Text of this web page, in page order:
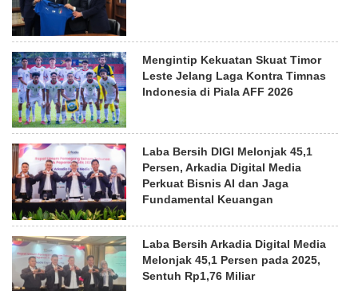
Mengintip Kekuatan Skuat Timor
Leste Jelang Laga Kontra Timnas
Indonesia di Piala AFF 2026
Laba Bersih DIGI Melonjak 45,1
Persen, Arkadia Digital Media
Perkuat Bisnis AI dan Jaga
Fundamental Keuangan
Laba Bersih Arkadia Digital Media
Melonjak 45,1 Persen pada 2025,
Sentuh Rp1,76 Miliar